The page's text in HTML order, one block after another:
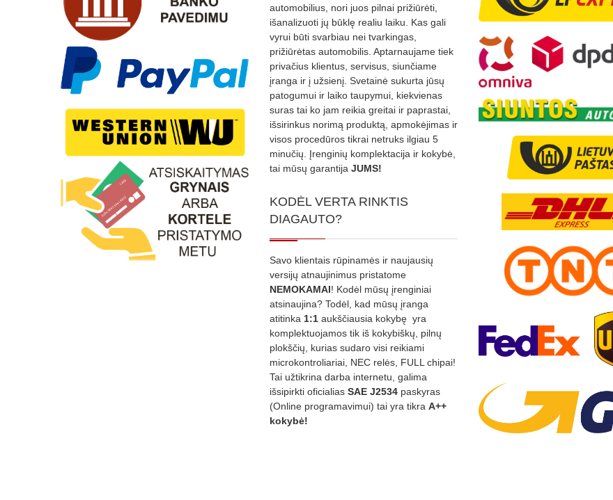
automobilius, nori juos pilnai prižiūrėti,
išanalizuoti jų būklę realiu laiku. Kas gali
vyrui būti svarbiau nei tvarkingas,
prižiūrėtas automobilis. Aptarnaujame tiek
privačius klientus, servisus, siunčiame
įranga ir į užsienį. Svetainė sukurta jūsų
patogumui ir laiko taupymui, kiekvienas
suras tai ko jam reikia greitai ir paprastai,
išsirinkus norimą produktą, apmokėjimas ir
visos procedūros tikrai netruks ilgiau 5
minučių. Įrenginių komplektacija ir kokybė,
tai mūsų garantija JUMS!
KODĖL VERTA RINKTIS
DIAGAUTO?
Savo klientais rūpinamės ir naujausių
versijų atnaujinimus pristatome
NEMOKAMAI! Kodėl mūsų įrenginiai
atsinaujina? Todėl, kad mūsų įranga
atitinka 1:1 aukščiausia kokybę yra
komplektuojamos tik iš kokybiškų, pilnų
plokščių, kurias sudaro visi reikiami
microkontroliariai, NEC relės, FULL chipai!
Tai užtikrina darba internetu, galima
išsipirkti oficialias SAE J2534 paskyras
(Online programavimui) tai yra tikra A++
kokybė!